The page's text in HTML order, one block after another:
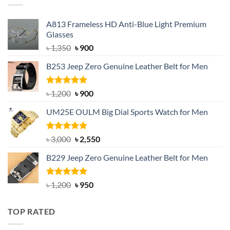
A813 Frameless HD Anti-Blue Light Premium
Glasses
৳1,350 Original
was:
৳ 1,350.
৳900Current
is:
B253 Jeep Zero Genuine Leather Belt for Men
Rated5.00
out of 5
৳1,200 Original
was:
৳ 1,200.
৳900Current
is:
UM25E OULM Big Dial Sports Watch for Men
Rated5.00
out of 5
৳3,000 Original
was:
৳ 3,000.
৳2,550Current
is:
B229 Jeep Zero Genuine Leather Belt for Men
Rated4.92
out of 5
৳1,200 Original
৳950Current
TOP RATED